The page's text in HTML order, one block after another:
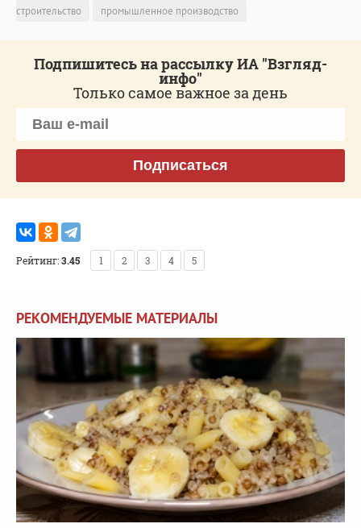
строительство промышленное производство
Подпишитесь на рассылку ИА "Взгляд-
инфо"
Только самое важное за день
Подписаться
Рейтинг:3.45 1 2 3 4 5
РЕКОМЕНДУЕМЫЕ МАТЕРИАЛЫ